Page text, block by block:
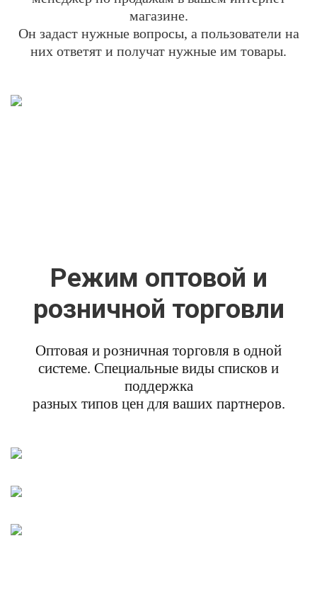
магазине.
Он задаст нужные вопросы, а пользователи на
них ответят и получат нужные им товары.
Режим оптовой и
розничной торговли
Оптовая и розничная торговля в одной
системе. Специальные виды списков и
поддержка
разных типов цен для ваших партнеров.